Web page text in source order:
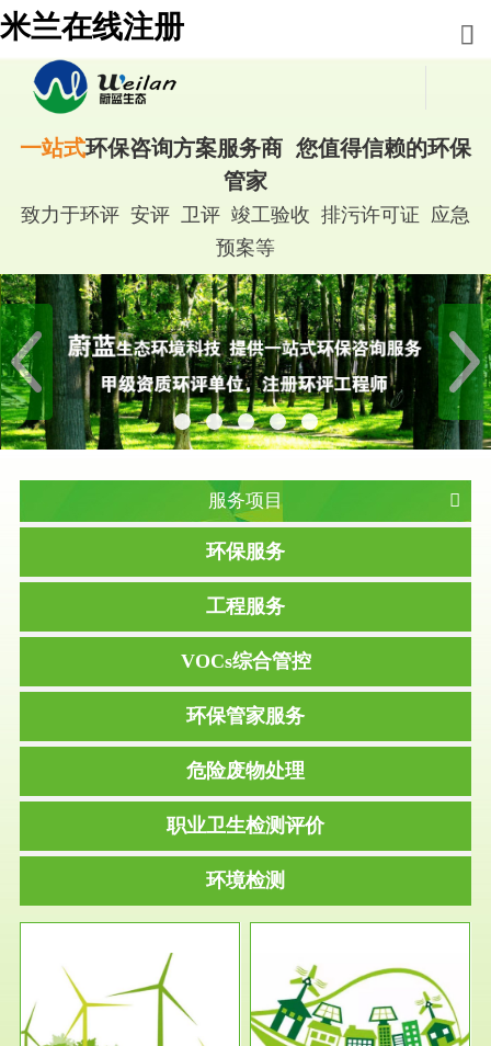
米兰在线注册
一站式环保咨询方案服务商 您值得信赖的环保
管家
致力于环评 安评 卫评 竣工验收 排污许可证 应急
预案等
服务项目
环保服务
工程服务
VOCs综合管控
环保管家服务
危险废物处理
职业卫生检测评价
环境检测
服务范围